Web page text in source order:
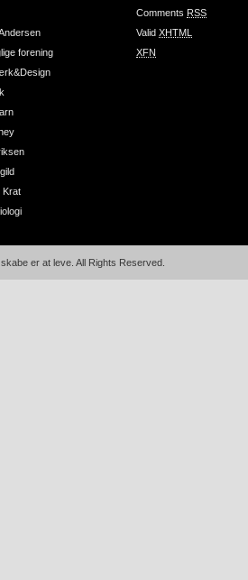
forening
Krat
Comments RSS
Valid XHTML
XFN
er at leve. All Rights Reserved.